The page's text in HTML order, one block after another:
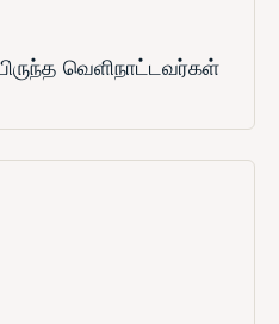
வெளிநாட்டவர்கள்